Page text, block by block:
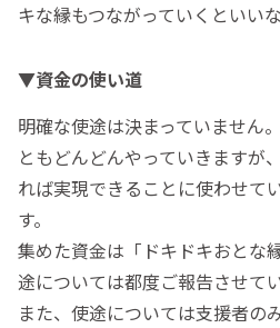
キな縁もつながっていくといい
▼資金の使い道
明確な使途は決まっていません
ともどんどんやっていきますが
れば実現できることに使わせて
す。
集めた資金は「ドキドキおとな
途については都度ご報告させて
また、使途については支援者の